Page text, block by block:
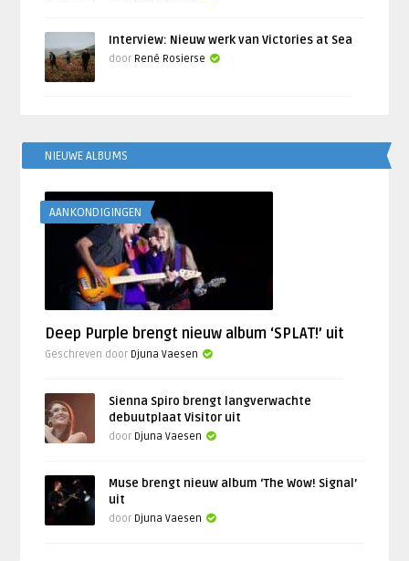
Interview: Nieuw werk van Victories at Sea
door René Rosierse
NIEUWE ALBUMS
AANKONDIGINGEN
Deep Purple brengt nieuw album ‘SPLAT!’ uit
Geschreven door Djuna Vaesen
Sienna Spiro brengt langverwachte
debuutplaat Visitor uit
door Djuna Vaesen
Muse brengt nieuw album ‘The Wow! Signal’
uit
door Djuna Vaesen